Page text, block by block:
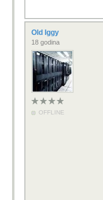
Old Iggy
18 godina
OFFLINE